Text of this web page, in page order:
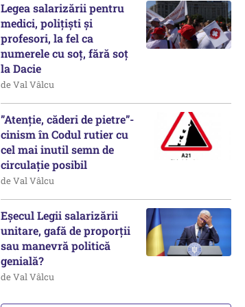
Legea salarizării pentru
medici, polițiști și
profesori, la fel ca
numerele cu soț, fără soț
la Dacie
de Val Vâlcu
”Atenție, căderi de pietre”-
cinism în Codul rutier cu
cel mai inutil semn de
circulație posibil
de Val Vâlcu
Eșecul Legii salarizării
unitare, gafă de proporții
sau manevră politică
genială?
de Val Vâlcu